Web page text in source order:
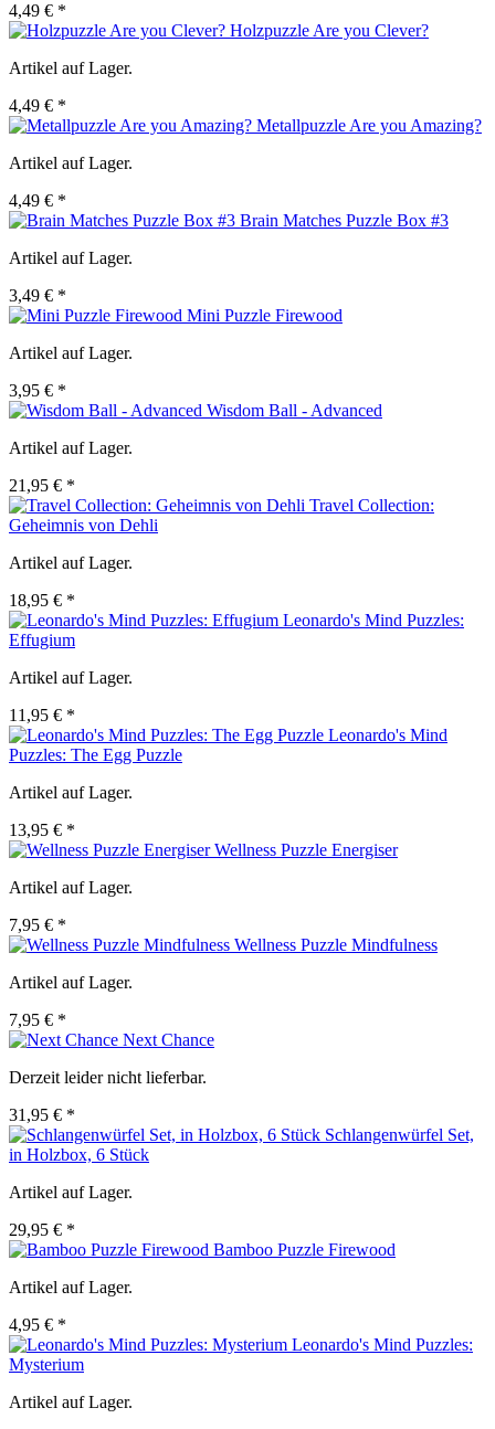
4,49 € *
Holzpuzzle Are you Clever?
Artikel auf Lager.
4,49 € *
Metallpuzzle Are you Amazing?
Artikel auf Lager.
4,49 € *
Brain Matches Puzzle Box #3
Artikel auf Lager.
3,49 € *
Mini Puzzle Firewood
Artikel auf Lager.
3,95 € *
Wisdom Ball - Advanced
Artikel auf Lager.
21,95 € *
Travel Collection:
Geheimnis von Dehli
Artikel auf Lager.
18,95 € *
Leonardo's Mind Puzzles:
Effugium
Artikel auf Lager.
11,95 € *
Leonardo's Mind
Puzzles: The Egg Puzzle
Artikel auf Lager.
13,95 € *
Wellness Puzzle Energiser
Artikel auf Lager.
7,95 € *
Wellness Puzzle Mindfulness
Artikel auf Lager.
7,95 € *
Next Chance
Derzeit leider nicht lieferbar.
31,95 € *
Schlangenwürfel Set,
in Holzbox, 6 Stück
Artikel auf Lager.
29,95 € *
Bamboo Puzzle Firewood
Artikel auf Lager.
4,95 € *
Leonardo's Mind Puzzles:
Mysterium
Artikel auf Lager.